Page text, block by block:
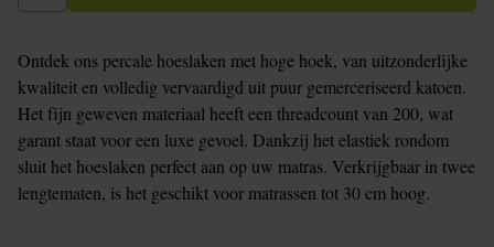
Ontdek ons percale hoeslaken met hoge hoek, van uitzonderlijke
kwaliteit en volledig vervaardigd uit puur gemerceriseerd katoen.
Het fijn geweven materiaal heeft een threadcount van 200, wat
garant staat voor een luxe gevoel. Dankzij het elastiek rondom
sluit het hoeslaken perfect aan op uw matras. Verkrijgbaar in twee
lengtematen, is het geschikt voor matrassen tot 30 cm hoog.